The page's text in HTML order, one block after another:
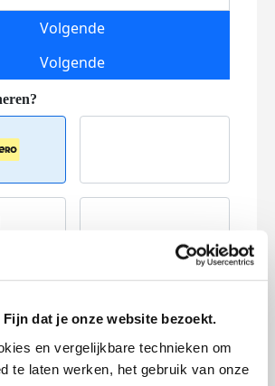
Fijn dat je onze website bezoekt.
en vergelijkbare technieken om
te laten werken, het gebruik van onze
Volgende
Volgende